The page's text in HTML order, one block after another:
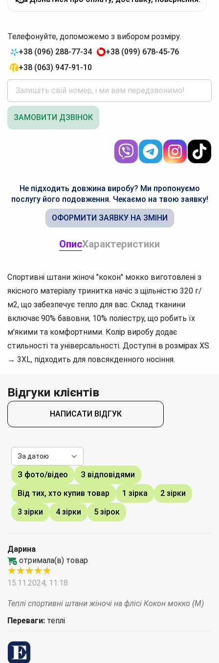
Телефонуйте, допоможемо з вибором розміру.
+38 (096) 288-77-34
+38 (099) 678-45-76
+38 (063) 947-91-10
ЗАМОВИТИ ДЗВІНОК
Не підходить довжина виробу? Ми пропонуємо
послугу його подовження. Чекаємо на твою заявку!
ОФОРМИТИ ЗАЯВКУ НА ЗМІНИ
ОписХарактеристики
Спортивні штани жіночі "кокон" мокко виготовлені з
якісного матеріалу тринитка начіс з щільністю 320 г/
м2, що забезпечує тепло для вас. Склад тканини
включає 90% бавовни, 10% поліестру, що робить їх
м'якими та комфортними. Колір виробу додає
стильності та універсальності. Доступні в розмірах XS
→ 3XL, підходить для повсякденного носіння.
Відгуки клієнтів
НАПИСАТИ ВІДГУК
З фото/відео
З відповідями
Від тих, хто купив товар
1 зірка
2 зірки
3 зірки
4 зірки 5 зірок
Дарина
отримала(в) товар
15.11.2024, 11:18
Теплі спортивні штани жіночі на флісі Кокон мокко (M)
Переваги: теплі